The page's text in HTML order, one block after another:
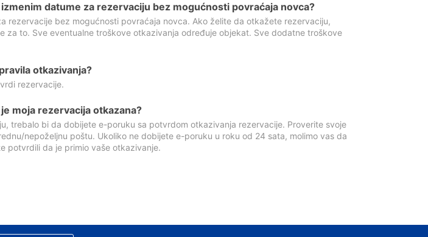
datume za rezervaciju bez mogućnosti povraćaja novca?
rezervacije bez mogućnosti povraćaja novca. Ako želite da otkažete rezervaciju,
za to. Sve eventualne troškove otkazivanja određuje objekat. Sve dodatne troškove
otkazivanja?
rezervacije.
moja rezervacija otkazana?
trebalo bi da dobijete e-poruku sa potvrdom otkazivanja rezervacije. Proverite svoje
nepoželjnu poštu. Ukoliko ne dobijete e-poruku u roku od 24 sata, molimo vas da
potvrdili da je primio vaše otkazivanje.